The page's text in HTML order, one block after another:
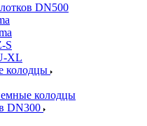
DN500
S
XL
колодцы
колодцы
DN300